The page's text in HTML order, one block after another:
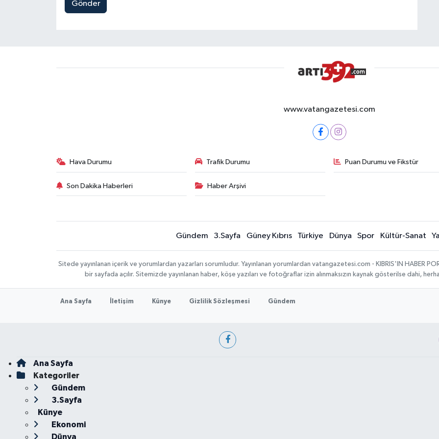
Gönder
www.vatangazetesi.com
Hava Durumu Trafik Durumu Puan Durumu ve Fikstür
Son Dakika Haberleri Haber Arşivi
Gündem 3.Sayfa Güney Kıbrıs Türkiye Dünya Spor Kültür-Sanat
Sitede yayınlanan içerik ve yorumlardan yazarları sorumludur. Yayınlanan yorumlardan vatangazetesi.com - KIBRIS'IN HABER
bir sayfada açılır. Sitemizde yayınlanan haber, köşe yazıları ve fotoğraflar izin alınmaksızın kaynak gösterilse dahi,
Ana Sayfa İletişim Künye Gizlilik Sözleşmesi Gündem
Ana Sayfa
Kategoriler
Gündem
3.Sayfa
Künye
Ekonomi
Dünya